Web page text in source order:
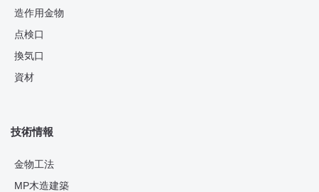
造作用金物
点検口
換気口
資材
技術情報
金物工法
MP木造建築